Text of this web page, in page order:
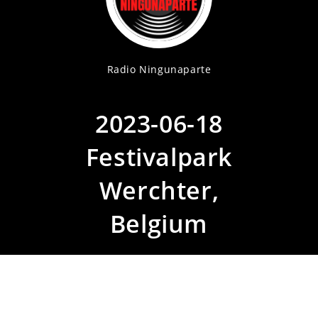
Radio Ningunaparte
2023-06-18
Festivalpark
Werchter,
Belgium